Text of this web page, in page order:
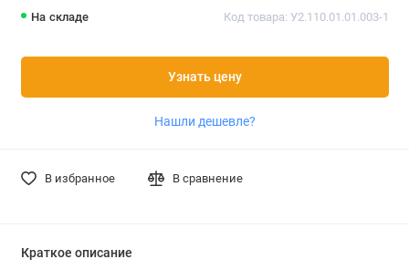
На складе Код товара: У2.110.01.01.003-1
Узнать цену
Нашли дешевле?
В избранное В сравнение
Краткое описание